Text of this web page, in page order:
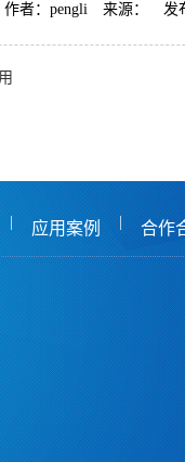
作者：pengli 来源： 发
应用案例 合作